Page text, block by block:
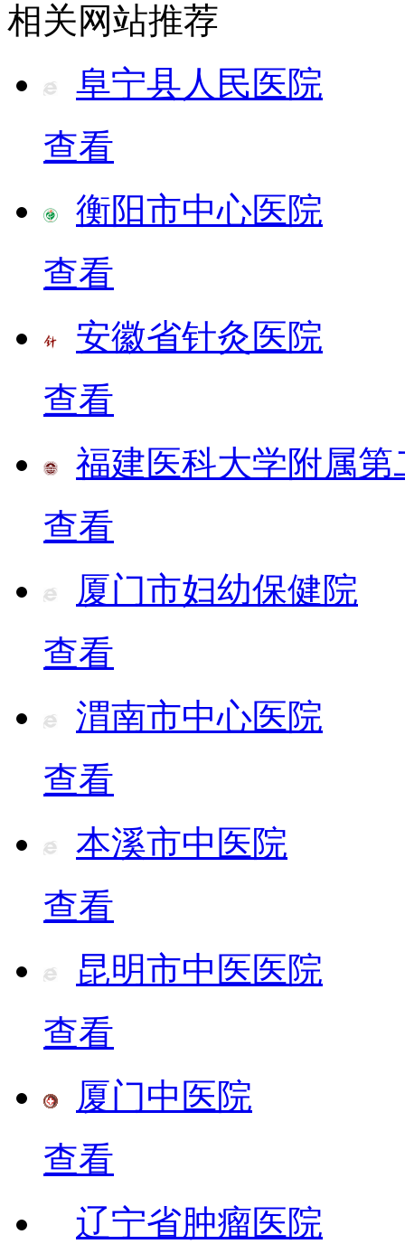
相关网站推荐
阜宁县人民医院
查看
衡阳市中心医院
查看
安徽省针灸医院
查看
福建医科大学附属第
查看
厦门市妇幼保健院
查看
渭南市中心医院
查看
本溪市中医院
查看
昆明市中医医院
查看
厦门中医院
查看
辽宁省肿瘤医院